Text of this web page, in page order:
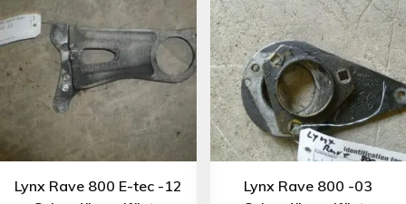
Lynx Rave 800 E-tec -12
Lynx Rave 800 -03